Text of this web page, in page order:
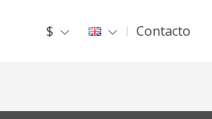
$ Contacto